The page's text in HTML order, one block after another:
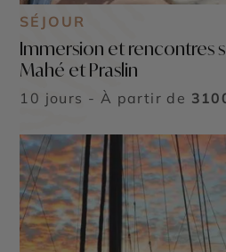
SÉJOUR
Immersion et rencontres
Mahé et Praslin
10 jours - À partir de